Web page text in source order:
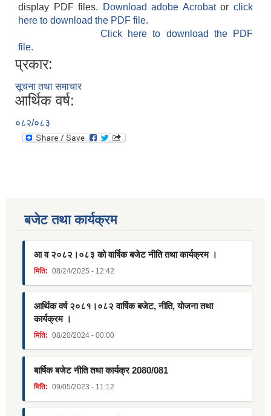
display PDF files.
Download adobe Acrobatorclick
here to download the PDF file.
Click here to download the PDF
file.
प्रकार:
सूचना तथा समाचार
आर्थिक वर्ष:
०८२/०८३
बजेट तथा कार्यक्रम
आ व २०८२।०८३ को वार्षिक बजेट नीति तथा कार्यक्रम ।
मिति: 08/24/2025 - 12:42
आर्थिक वर्ष २०८१।०८२ वार्षिक बजेट, नीति, योजना तथा
कार्यक्रम ।
मिति: 08/20/2024 - 00:00
बार्षिक बजेट नीति तथा कार्यक्र 2080/081
मिति: 09/05/2023 - 11:12